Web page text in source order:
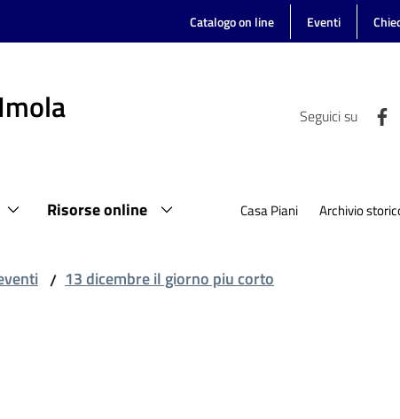
Catalogo on line Eventi
Seguici su
Risorse online Casa Piani Archivio
/ 13 dicembre il giorno piu corto